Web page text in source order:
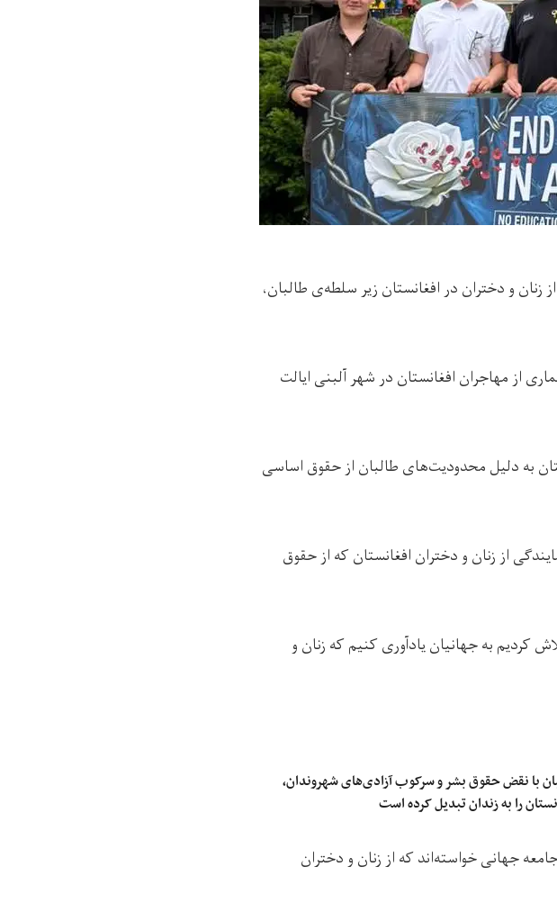
زنان و دختران در افغانستان زیر سلطه‌ی طالبان،
دوشنبه (۲۵ جوزا) با حضور شماری از مهاجران افغانستان در شهر آلبنی ایالت
به دلیل محدودیت‌های طالبان از حقوق اساسی
از زنان و دختران افغانستان که از حقوق
کردیم به جهانیان یادآوری کنیم که زنان و
با نقض حقوق بشر و سرکوب آزادی‌های شهروندان،
را به زندان تبدیل کرده است
جهانی خواسته‌اند که از زنان و دختران